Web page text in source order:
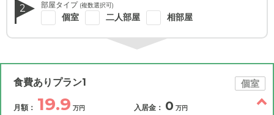
2 部屋タイプ (複数選択可)
個室 二人部屋 相部屋
食費ありプラン1 個室
月額： 19.9 万円 入居金： 0 万円